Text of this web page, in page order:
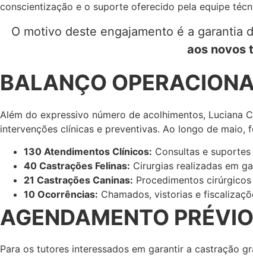
conscientização e o suporte oferecido pela equipe
O motivo deste engajamento é a garantia
aos novos
BALANÇO
Além do expressivo número de acolhimentos, Luciana
intervenções clínicas e preventivas. Ao longo de maio,
130 Atendimentos Clínicos: Consultas e
40 Castrações Felinas: Cirurgias realizadas em
21 Castrações Caninas: Procedimentos
10 Ocorrências: Chamados, vistorias e
AGENDAMENTO PRÉVIO
Para os tutores interessados em garantir a castração